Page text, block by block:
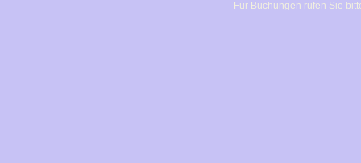
Für Buchungen rufen Sie